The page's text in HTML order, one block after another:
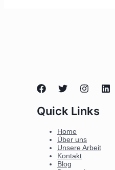
Quick Links
Home
Über uns
Unsere Arbeit
Kontakt
Blog